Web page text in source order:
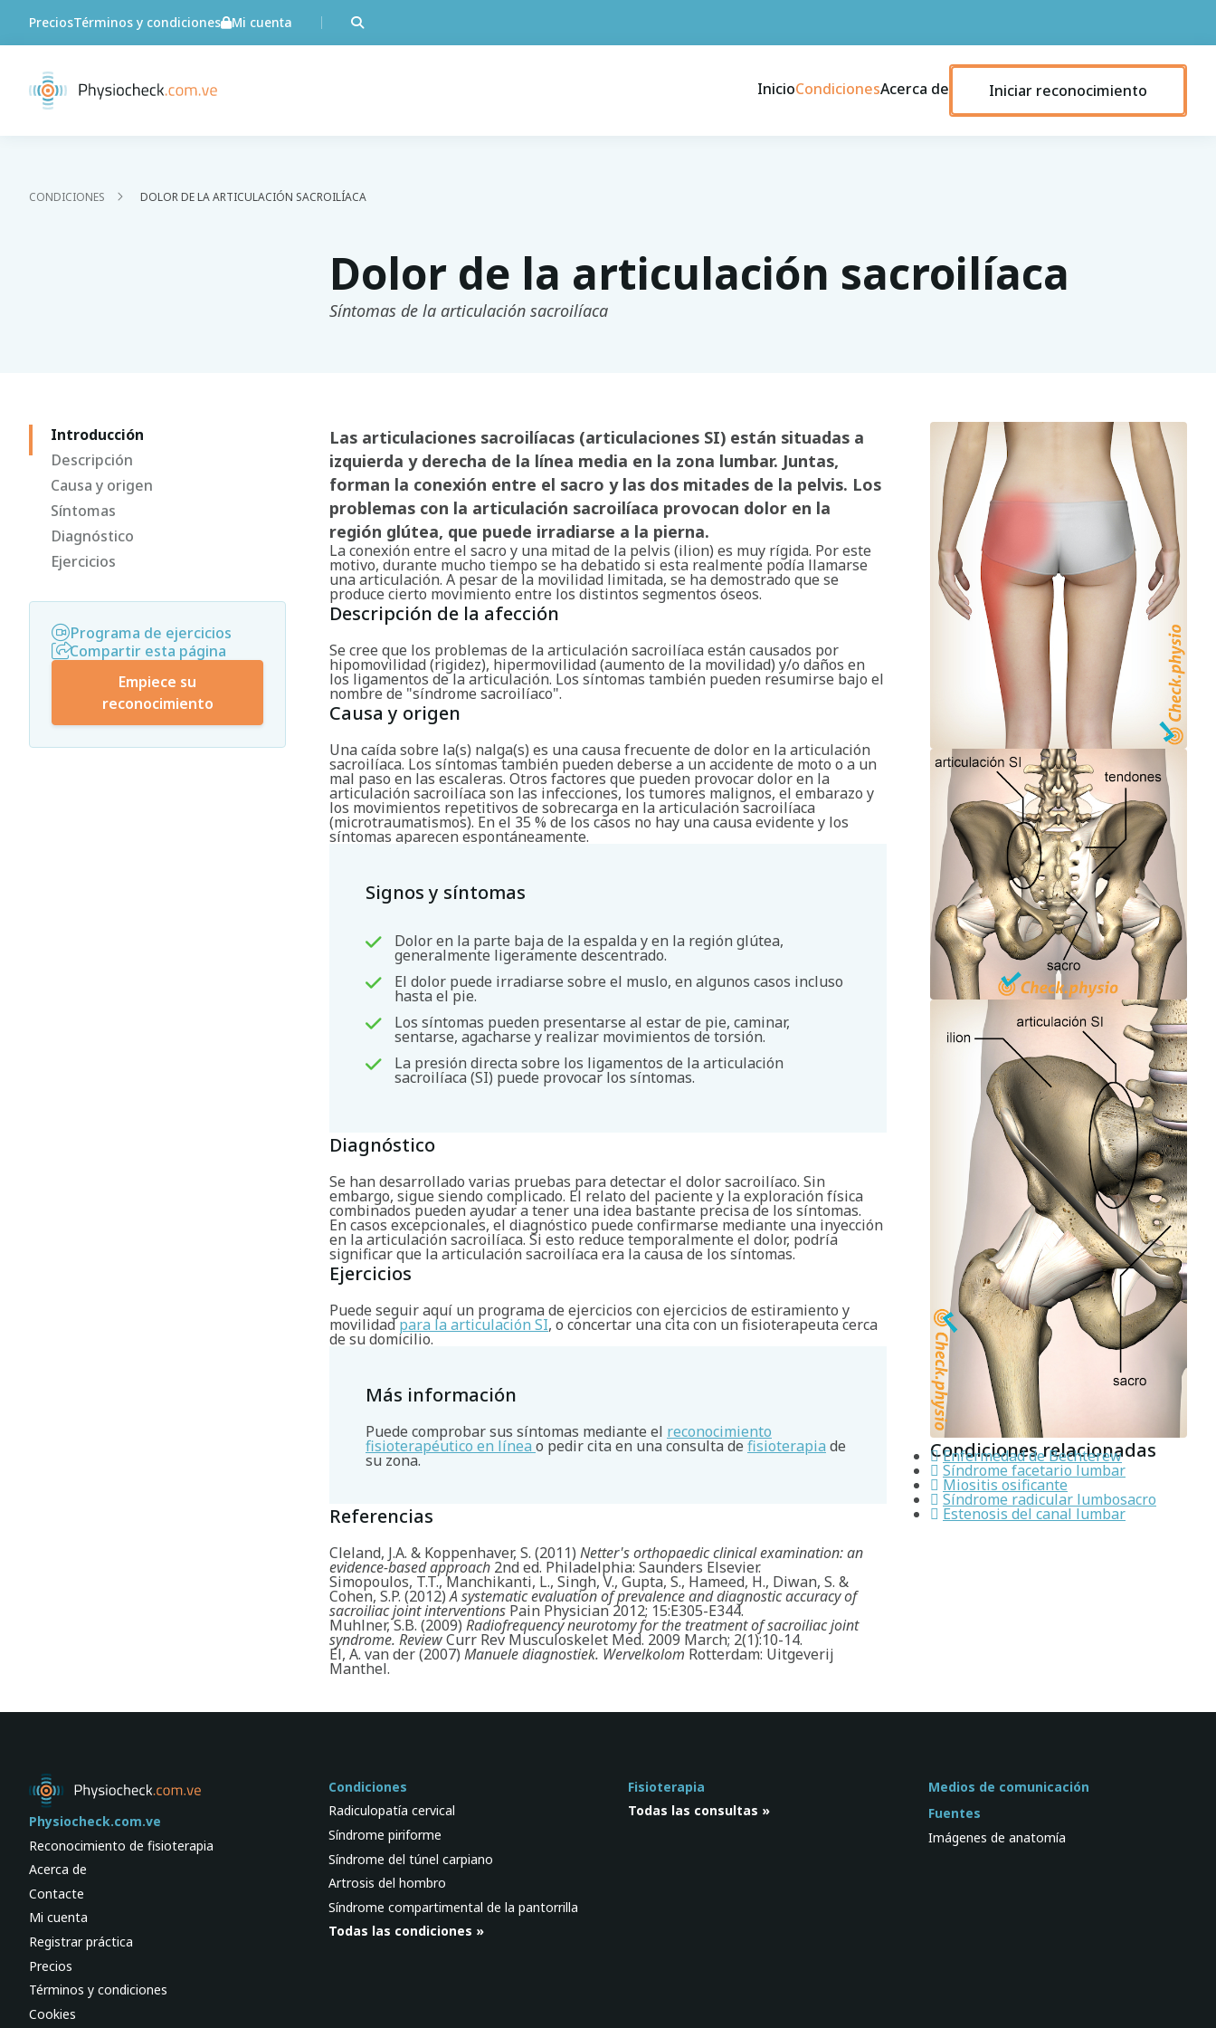
Buscar
PreciosTérminos y condiciones Mi cuenta
InicioCondicionesAcerca de Iniciar reconocimiento
CONDICIONES DOLOR DE LA ARTICULACIÓN SACROILÍACA
Dolor de la articulación sacroilíaca
Síntomas de la articulación sacroilíaca
Introducción
Descripción
Causa y origen
Síntomas
Diagnóstico
Ejercicios
Programa de ejercicios
Compartir esta página
Empiece su
reconocimiento
Las articulaciones sacroilíacas (articulaciones SI) están situadas a
izquierda y derecha de la línea media en la zona lumbar. Juntas,
forman la conexión entre el sacro y las dos mitades de la pelvis. Los
problemas con la articulación sacroilíaca provocan dolor en la
región glútea, que puede irradiarse a la pierna.
La conexión entre el sacro y una mitad de la pelvis (ilion) es muy rígida. Por este
motivo, durante mucho tiempo se ha debatido si esta realmente podía llamarse
una articulación. A pesar de la movilidad limitada, se ha demostrado que se
produce cierto movimiento entre los distintos segmentos óseos.
Descripción de la afección
Se cree que los problemas de la articulación sacroilíaca están causados por
hipomovilidad (rigidez), hipermovilidad (aumento de la movilidad) y/o daños en
los ligamentos de la articulación. Los síntomas también pueden resumirse bajo el
nombre de "síndrome sacroilíaco".
Causa y origen
Una caída sobre la(s) nalga(s) es una causa frecuente de dolor en la articulación
sacroilíaca. Los síntomas también pueden deberse a un accidente de moto o a un
mal paso en las escaleras. Otros factores que pueden provocar dolor en la
articulación sacroilíaca son las infecciones, los tumores malignos, el embarazo y
los movimientos repetitivos de sobrecarga en la articulación sacroilíaca
(microtraumatismos). En el 35 % de los casos no hay una causa evidente y los
síntomas aparecen espontáneamente.
Signos y síntomas
Dolor en la parte baja de la espalda y en la región glútea,
generalmente ligeramente descentrado.
El dolor puede irradiarse sobre el muslo, en algunos casos incluso
hasta el pie.
Los síntomas pueden presentarse al estar de pie, caminar,
sentarse, agacharse y realizar movimientos de torsión.
La presión directa sobre los ligamentos de la articulación
sacroilíaca (SI) puede provocar los síntomas.
Diagnóstico
Se han desarrollado varias pruebas para detectar el dolor sacroilíaco. Sin
embargo, sigue siendo complicado. El relato del paciente y la exploración física
combinados pueden ayudar a tener una idea bastante precisa de los síntomas.
En casos excepcionales, el diagnóstico puede confirmarse mediante una inyección
en la articulación sacroilíaca. Si esto reduce temporalmente el dolor, podría
significar que la articulación sacroilíaca era la causa de los síntomas.
Ejercicios
Puede seguir aquí un programa de ejercicios con ejercicios de estiramiento y
movilidadpara la articulación SI, o concertar una cita con un fisioterapeuta cerca
de su domicilio.
Más información
Puede comprobar sus síntomas mediante el reconocimiento
fisioterapéutico en línea o pedir cita en una consulta de fisioterapia de
su zona.
Referencias
Cleland, J.A. & Koppenhaver, S. (2011) Netter's orthopaedic clinical examination: an
evidence-based approach 2nd ed. Philadelphia: Saunders Elsevier.
Simopoulos, T.T., Manchikanti, L., Singh, V., Gupta, S., Hameed, H., Diwan, S. &
Cohen, S.P. (2012)A systematic evaluation of prevalence and diagnostic accuracy of
sacroiliac joint interventions Pain Physician 2012; 15:E305-E344.
Muhlner, S.B. (2009) Radiofrequency neurotomy for the treatment of sacroiliac joint
syndrome. ReviewCurr Rev Musculoskelet Med. 2009 March; 2(1):10-14.
El, A. van der (2007) Manuele diagnostiek. Wervelkolom Rotterdam: Uitgeverij
Manthel.
Condiciones relacionadas
Enfermedad de Bechterew
Síndrome facetario lumbar
Miositis osificante
Síndrome radicular lumbosacro
Estenosis del canal lumbar
Physiocheck.com.ve
Reconocimiento de fisioterapia
Acerca de
Contacte
Mi cuenta
Registrar práctica
Precios
Términos y condiciones
Cookies
Condiciones
Radiculopatía cervical
Síndrome piriforme
Síndrome del túnel carpiano
Artrosis del hombro
Síndrome compartimental de la pantorrilla
Todas las condiciones »
Fisioterapia
Todas las consultas »
Medios de comunicación
Fuentes
Imágenes de anatomía